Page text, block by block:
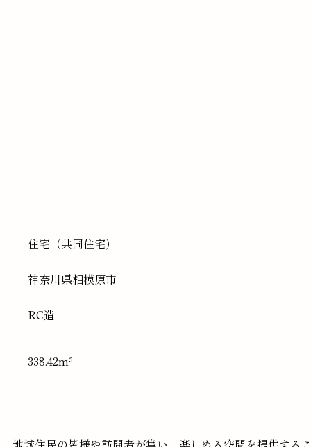
住宅（共同住宅）
神奈川県相模原市
RC造
338.42m³